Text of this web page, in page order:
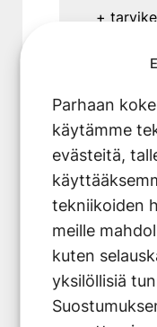
Parhaan
käytämme
evästeitä,
tekniikoiden
meille
kuten
yksilöllisiä
Sisä- ja
+
Varaa